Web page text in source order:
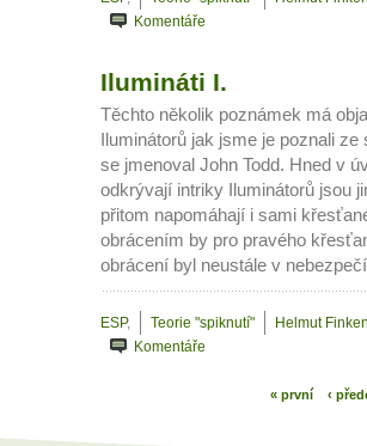
Komentáře
Ilumináti I.
Těchto několik poznámek má
Iluminátorů jak jsme je poznali
se jmenoval John Todd. Hned v
odkrývají intriky Iluminátorů jsou
přitom napomáhají i sami
obrácením by pro pravého
obrácení byl neustále v
ESP, Teorie "spiknutí"
Helmut
Komentáře
« první ‹